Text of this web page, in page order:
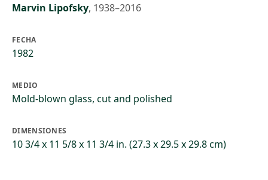
Marvin Lipofsky, 1938–2016
FECHA
1982
MEDIO
Mold-blown glass, cut and polished
DIMENSIONES
10 3/4 x 11 5/8 x 11 3/4 in. (27.3 x 29.5 x 29.8 cm)